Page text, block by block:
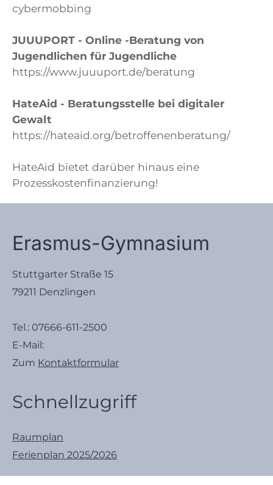
cybermobbing
JUUUPORT - Online -Beratung von
Jugendlichen für Jugendliche
https://www.juuuport.de/beratung
HateAid - Beratungsstelle bei digitaler
Gewalt
https://hateaid.org/betroffenenberatung/
HateAid bietet darüber hinaus eine
Prozesskostenfinanzierung!
Erasmus-Gymnasium
Stuttgarter Straße 15
79211 Denzlingen
Tel.: 07666-611-2500
E-Mail:
Zum Kontaktformular
Schnellzugriff
Raumplan
Ferienplan 2025/2026